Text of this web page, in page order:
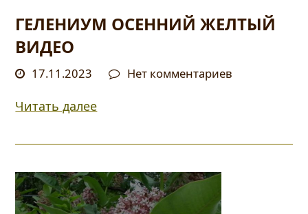
ГЕЛЕНИУМ ОСЕННИЙ ЖЕЛТЫЙ
ВИДЕО
17.11.2023 Нет комментариев
Читать далее